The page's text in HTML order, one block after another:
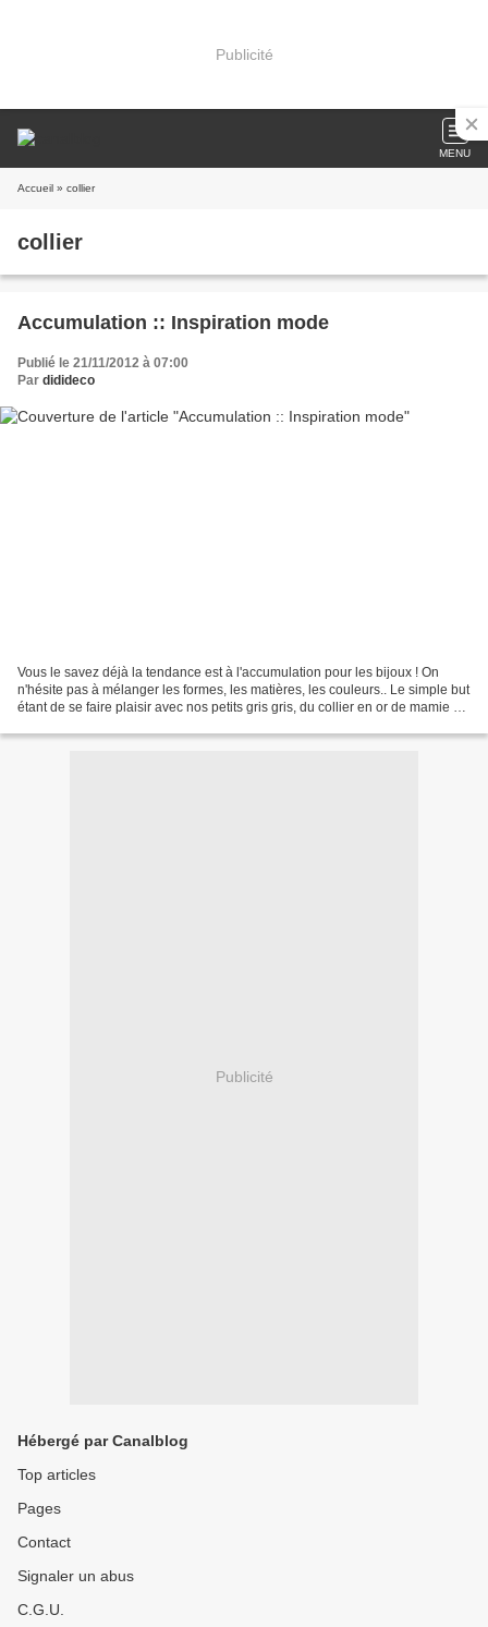
Publicité
MENU
Accueil » collier
collier
Accumulation :: Inspiration mode
Publié le 21/11/2012 à 07:00
Par didideco
Vous le savez déjà la tendance est à l'accumulation pour les bijoux ! On
n'hésite pas à mélanger les formes, les matières, les couleurs.. Le simple but
étant de se faire plaisir avec nos petits gris gris, du collier en or de mamie à
Publicité
Hébergé par Canalblog
Top articles
Pages
Contact
Signaler un abus
C.G.U.